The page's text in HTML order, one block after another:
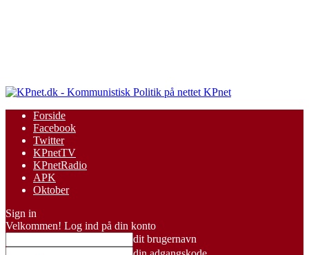
KPnet
Forside
Facebook
Twitter
KPnetTV
KPnetRadio
APK
Oktober
Sign in
Velkommen! Log ind på din konto
dit brugernavn